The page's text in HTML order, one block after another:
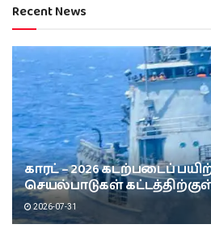
Recent News
காரட் – 2026 கடற்படைப்
செயல்பாடுகள்
2026-07-31